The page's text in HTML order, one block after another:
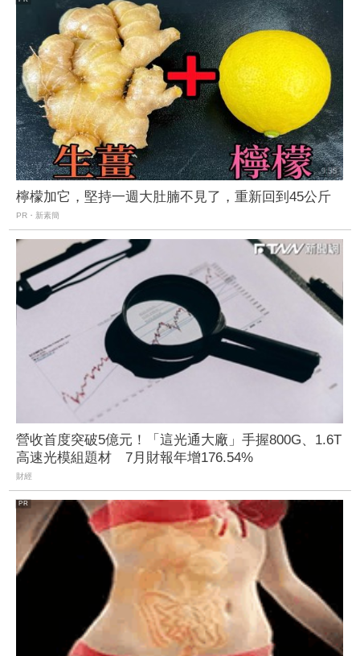
檸檬加它，堅持一週大肚腩不見了，重新回到45公斤
PR・新素簡
營收首度突破5億元！「這光通大廠」手握800G、1.6T
高速光模組題材 7月財報年增176.54%
財經